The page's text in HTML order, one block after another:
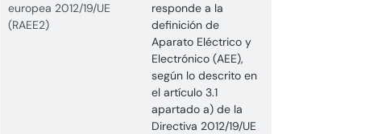
europea 2012/19/UE
(RAEE2)
responde a la
definición de
Aparato Eléctrico y
Electrónico (AEE),
según lo descrito en
el artículo 3.1
apartado a) de la
Directiva 2012/19/UE